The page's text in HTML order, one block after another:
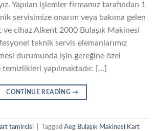
Yapılan işlemler firmamız tarafından 1
servisimize onarım veya bakıma gelen
cihaz Alkent 2000 Bulaşık Makinesi
teknik servis elemanlarımız
durumunda işin gereğine özel
yapılmaktadır. […]
CONTINUE READING→
tamircisi Tagged Aeg Bulaşık Makinesi Kart